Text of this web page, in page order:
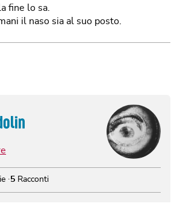
fine lo sa.
il naso sia al suo posto.
5 Racconti